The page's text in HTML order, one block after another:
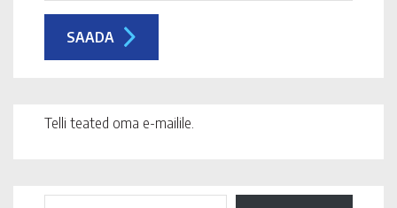
Telli teated oma e-mailile.